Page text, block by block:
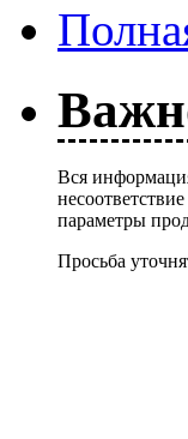
Вся
параметры
Просьба